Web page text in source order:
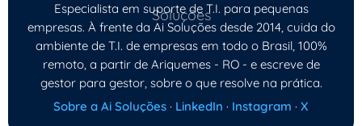
Especialista em suporte de T.I. para pequenas
empresas. À frente da Ai Soluções desde 2014, cuida do
ambiente de T.I. de empresas em todo o Brasil, 100%
remoto, a partir de Ariquemes - RO - e escreve de
gestor para gestor, sobre o que resolve na prática.
Sobre a Ai Soluções · LinkedIn · Instagram · X